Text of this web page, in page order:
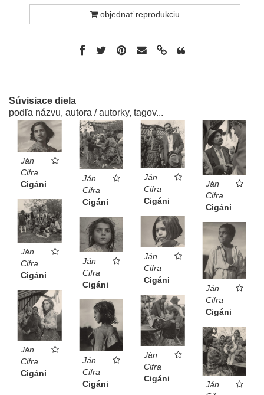
objednať reprodukciu
Súvisiace diela
podľa názvu, autora / autorky, tagov...
Ján
Cifra
Cigáni
Ján
Cifra
Cigáni
Ján
Cifra
Cigáni
Ján
Cifra
Cigáni
Ján
Cifra
Cigáni
Ján
Cifra
Cigáni
Ján
Cifra
Cigáni
Ján
Cifra
Cigáni
Ján
Cifra
Cigáni
Ján
Cifra
Cigáni
Ján
Cifra
Cigáni
Ján